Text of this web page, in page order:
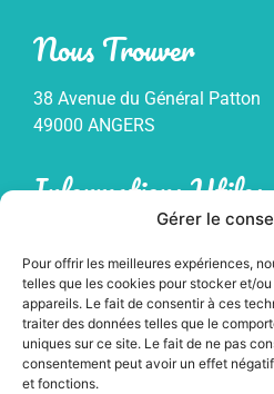
Gérer le
Pour offrir les meilleures expériences,
telles que les cookies pour stocker et/
appareils. Le fait de consentir à ces
traiter des données telles que le
uniques sur ce site. Le fait de ne pas
consentement peut avoir un effet
et fonctions.
Nous Trouver
38 Avenue du Général Patton
49000 ANGERS
Informations Utiles
Politique de confidentialité
Plan du site